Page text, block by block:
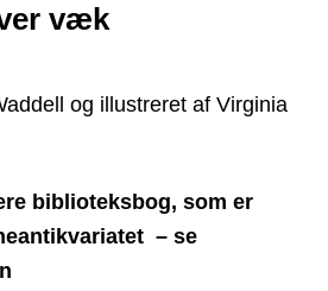
væk
og illustreret af Virginia
biblioteksbog, som er
– se